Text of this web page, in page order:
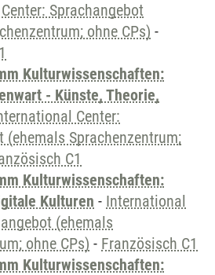
Sprachangebot
ohne CPs) -
Kulturwissenschaften:
- Künste, Theorie,
Center:
(ehemals Sprachenzentrum;
C1
Kulturwissenschaften:
Kulturen - International
(ehemals
ohne CPs) - Französisch C1
Kulturwissenschaften: